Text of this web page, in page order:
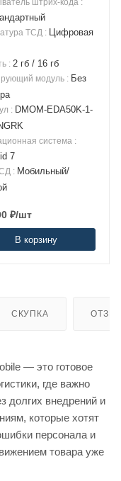
штрих-кода :
ТСД :
Цифровая
: 2 гб / 16 гб
модуль : Без
: DMOM-EDA50K-1-
система :
7
: Мобильный/
₽/шт
В корзину
СКУПКА
— это готовое
где важно
долгих внедрений и
которые хотят
персонала и
товара уже